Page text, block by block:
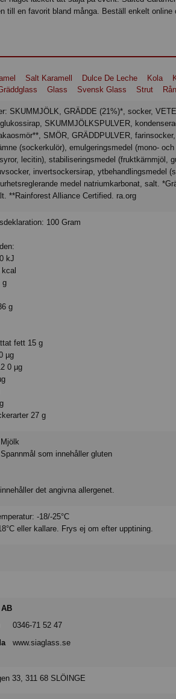
till en favorit bland många. Beställ enkelt online
Salt Karamell Dulce De Leche Kola
Glass Svensk Glass Strut Rån
SKUMMJÖLKSPULVER,
SMÖR, GRÄDDPULVER,
(sockerkulör), emulgeringsmedel (mono-
lecitin), stabiliseringsmedel (fruktkärnmjöl,
invertsockersirap, ytbehandlingsmedel
medel natriumkarbonat, salt.
**Rainforest Alliance Certified. ra.org
100 Gram
kJ
g
g
fett 15 g
µg
0 µg
27 g
Mjölk
Spannmål som innehåller gluten
det angivna allergenet.
-18/-25°C
eller kallare. Frys ej om efter upptining.
0346-71 52 47
www.siaglass.se
33, 311 68 SLÖINGE